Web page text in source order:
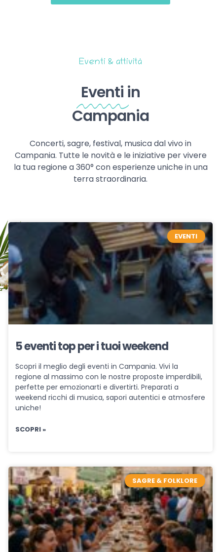
Eventi & attività
Eventi in
Campania
Concerti, sagre, festival, musica dal vivo in
Campania. Tutte le novità e le iniziative per vivere
la tua regione a 360° con esperienze uniche in una
terra straordinaria.
EVENTI
5 eventi top per i tuoi weekend
Scopri il meglio degli eventi in Campania. Vivi la
regione al massimo con le nostre proposte imperdibili,
perfette per emozionarti e divertirti. Preparati a
weekend ricchi di musica, sapori autentici e atmosfere
uniche!
SCOPRI »
SAGRE & FOLKLORE